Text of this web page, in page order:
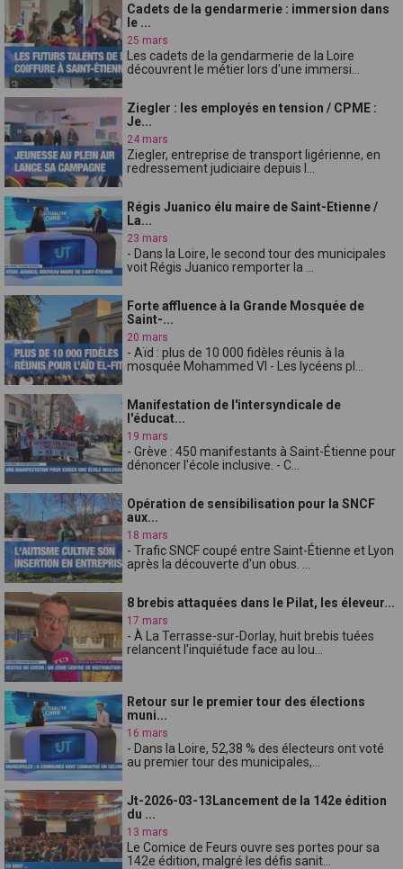
Cadets de la gendarmerie : immersion dans
le ...
25 mars
Les cadets de la gendarmerie de la Loire
découvrent le métier lors d'une immersi...
Ziegler : les employés en tension / CPME :
Je...
24 mars
Ziegler, entreprise de transport ligérienne, en
redressement judiciaire depuis l...
Régis Juanico élu maire de Saint-Etienne /
La...
23 mars
- Dans la Loire, le second tour des municipales
voit Régis Juanico remporter la ...
Forte affluence à la Grande Mosquée de
Saint-...
20 mars
- Aïd : plus de 10 000 fidèles réunis à la
mosquée Mohammed VI - Les lycéens pl...
Manifestation de l'intersyndicale de
l'éducat...
19 mars
- Grève : 450 manifestants à Saint-Étienne pour
dénoncer l'école inclusive. - C...
Opération de sensibilisation pour la SNCF
aux...
18 mars
- Trafic SNCF coupé entre Saint-Étienne et Lyon
après la découverte d'un obus. ...
8 brebis attaquées dans le Pilat, les éleveur...
17 mars
- À La Terrasse-sur-Dorlay, huit brebis tuées
relancent l'inquiétude face au lou...
Retour sur le premier tour des élections
muni...
16 mars
- Dans la Loire, 52,38 % des électeurs ont voté
au premier tour des municipales,...
Jt-2026-03-13Lancement de la 142e édition
du ...
13 mars
Le Comice de Feurs ouvre ses portes pour sa
142e édition, malgré les défis sanit...